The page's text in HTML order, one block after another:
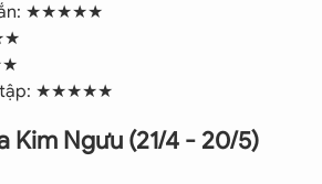
★★★★★
tập: ★★★★★
Kim Ngưu (21/4 - 20/5)